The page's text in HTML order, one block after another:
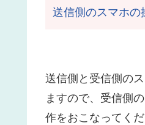
送信側のスマホの
送信側と受信側の
ますので、受信側
作をおこなってく